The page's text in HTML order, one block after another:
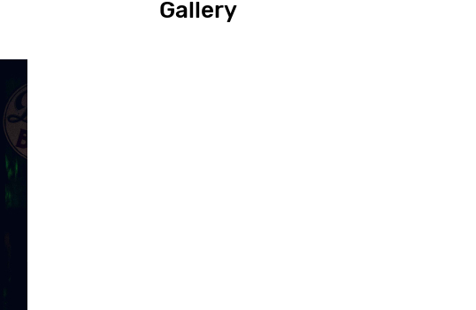
Gallery